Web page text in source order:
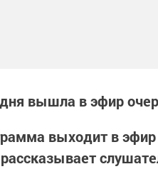
вышла в эфир
выходит в эфир